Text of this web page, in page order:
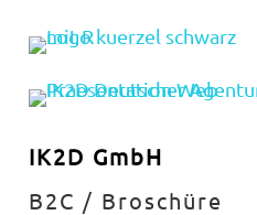
IK2D GmbH
B2C / Broschüre